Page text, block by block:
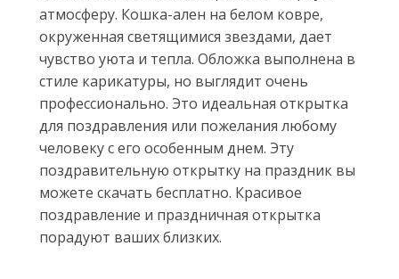
атмосферу. Кошка-ален на белом ковре,
окруженная светящимися звездами, дает
чувство уюта и тепла. Обложка выполнена в
стиле карикатуры, но выглядит очень
профессионально. Это идеальная открытка
для поздравления или пожелания любому
человеку с его особенным днем. Эту
поздравительную открытку на праздник вы
можете скачать бесплатно. Красивое
поздравление и праздничная открытка
порадуют ваших близких.